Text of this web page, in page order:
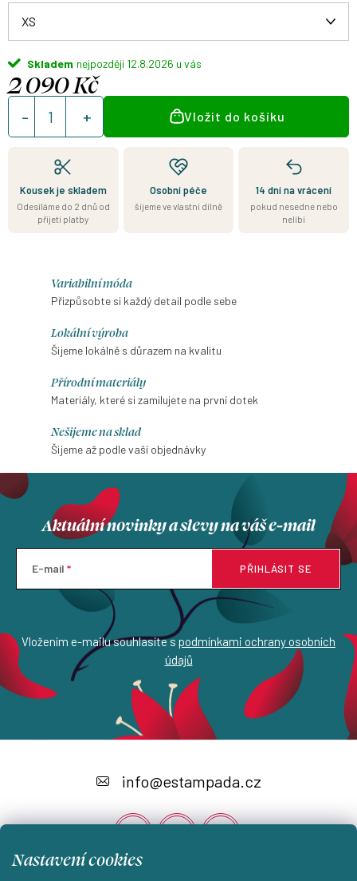
Nastavení cookies
Skladem 12.8.2026
2 090 Kč
Měrná
cena:
Vložit do košíku
Kousek je skladem
Odesíláme do 2 dnů od
přijetí platby
Osobní péče
šijeme ve vlastní dílně
14 dní na vrácení
pokud nesedne nebo
nelíbí
Variabilní móda
Přizpůsobte si každý detail podle sebe
Lokální výroba
Šijeme lokálně s důrazem na kvalitu
Přírodní materiály
Materiály, které si zamilujete na první dotek
Nešijeme na sklad
Šijeme až podle vaší objednávky
Aktuální novinky a slevy na váš e-mail
E-mail
Vložením e-mailu souhlasíte s podmínkami ochrany osobních
údajů
PŘIHLÁSIT SE
a
info@estampada.cz